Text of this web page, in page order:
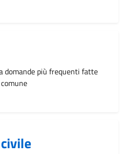
domande più frequenti fatte